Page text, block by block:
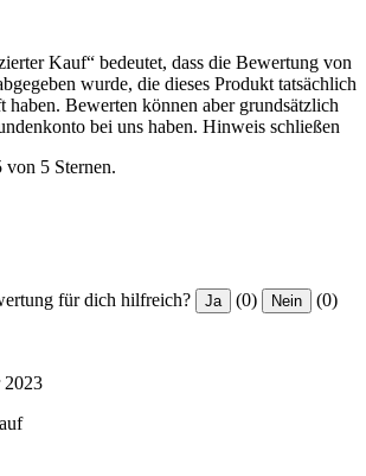
Kauf“ bedeutet, dass die Bewertung von
wurde, die dieses Produkt tatsächlich
haben. Bewerten können aber grundsätzlich
bei uns haben. Hinweis schließen
5 Sternen.
für dich hilfreich? Ja (0) Nein (0)
2023